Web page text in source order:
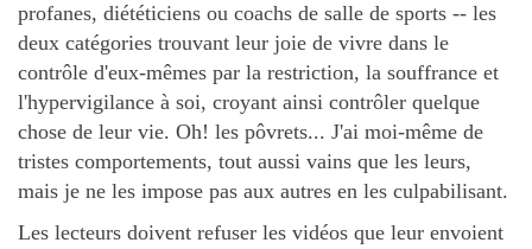
profanes, diététiciens ou coachs de salle de sports -- les
deux catégories trouvant leur joie de vivre dans le
contrôle d'eux-mêmes par la restriction, la souffrance et
l'hypervigilance à soi, croyant ainsi contrôler quelque
chose de leur vie. Oh! les pôvrets... J'ai moi-même de
tristes comportements, tout aussi vains que les leurs,
mais je ne les impose pas aux autres en les culpabilisant.
Les lecteurs doivent refuser les vidéos que leur envoient